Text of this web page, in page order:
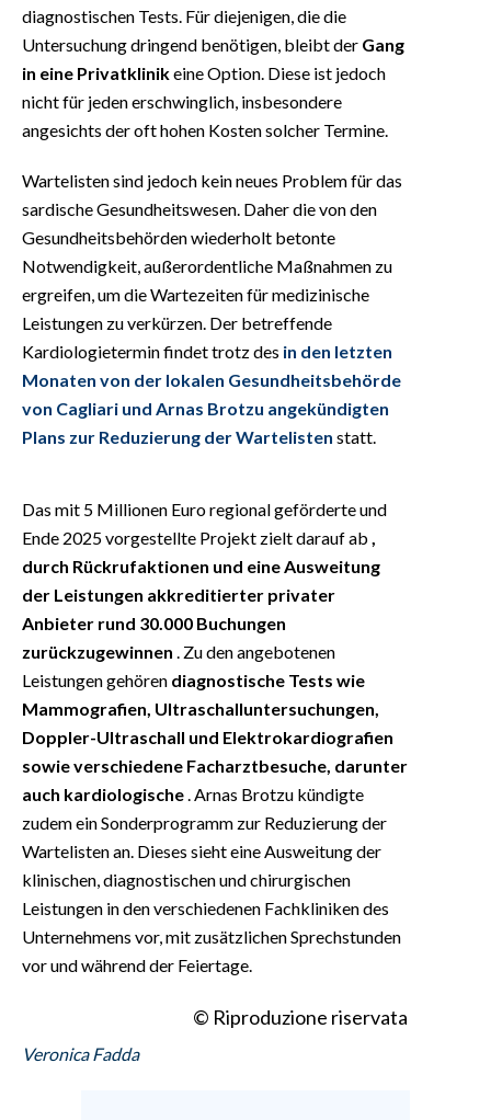
NECROLOGI
PUBBLICITÀ
diagnostischen Tests. Für diejenigen, die die
Untersuchung dringend benötigen, bleibt der Gang
in eine Privatklinikeine Option. Diese ist jedoch
nicht für jeden erschwinglich, insbesondere
angesichts der oft hohen Kosten solcher Termine.
Wartelisten sind jedoch kein neues Problem für das
sardische Gesundheitswesen. Daher die von den
Gesundheitsbehörden wiederholt betonte
Notwendigkeit, außerordentliche Maßnahmen zu
ergreifen, um die Wartezeiten für medizinische
Leistungen zu verkürzen. Der betreffende
Kardiologietermin findet trotz des in den letzten
Monaten von der lokalen Gesundheitsbehörde
von Cagliari und Arnas Brotzu angekündigten
Plans zur Reduzierung der Wartelisten statt.
Das mit 5 Millionen Euro regional geförderte und
Ende 2025 vorgestellte Projekt zielt darauf ab
durch Rückrufaktionen und eine Ausweitung
der Leistungen akkreditierter privater
Anbieter rund 30.000 Buchungen
zurückzugewinnen . Zu den angebotenen
Leistungen gehören diagnostische Tests wie
Mammografien, Ultraschalluntersuchungen,
Doppler-Ultraschall und Elektrokardiografien
sowie verschiedene Facharztbesuche, darunter
auch kardiologische . Arnas Brotzu kündigte
zudem ein Sonderprogramm zur Reduzierung der
Wartelisten an. Dieses sieht eine Ausweitung der
klinischen, diagnostischen und chirurgischen
Leistungen in den verschiedenen Fachkliniken des
Unternehmens vor, mit zusätzlichen Sprechstunden
vor und während der Feiertage.
© Riproduzione riservata
Veronica Fadda